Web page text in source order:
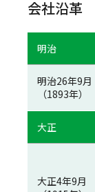
会社沿革
明治
明治26年9月
（1893年）
大正
大正4年9月